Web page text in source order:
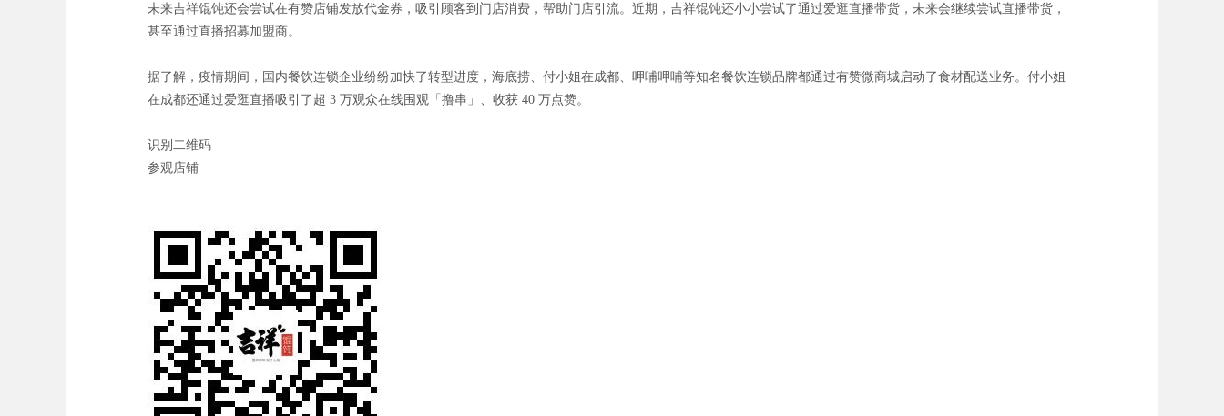
未来吉祥馄饨还会尝试在有赞店铺发放代金券，吸引顾客到门店消费，帮助门店引流。近期，吉祥馄饨还小小尝试了通过爱逛直播带货，未来会继续尝试直播带货，
甚至通过直播招募加盟商。
据了解，疫情期间，国内餐饮连锁企业纷纷加快了转型进度，海底捞、付小姐在成都、呷哺呷哺等知名餐饮连锁品牌都通过有赞微商城启动了食材配送业务。付小姐
在成都还通过爱逛直播吸引了超 3 万观众在线围观「撸串」、收获 40 万点赞。
识别二维码
参观店铺